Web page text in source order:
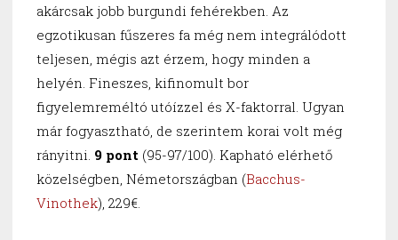
akárcsak jobb burgundi fehérekben. Az
egzotikusan fűszeres fa még nem integrálódott
teljesen, mégis azt érzem, hogy minden a
helyén. Fineszes, kifinomult bor
figyelemreméltó utóízzel és X-faktorral. Ugyan
már fogyasztható, de szerintem korai volt még
rányitni. 9 pont (95-97/100). Kapható elérhető
közelségben, Németországban (Bacchus-
Vinothek), 229€.